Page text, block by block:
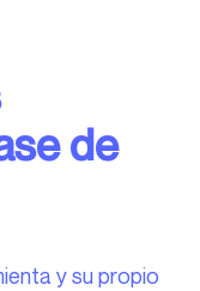
de
y su propio